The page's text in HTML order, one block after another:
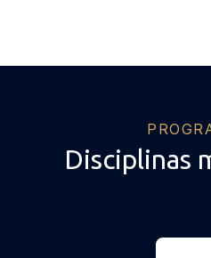
Disciplinas